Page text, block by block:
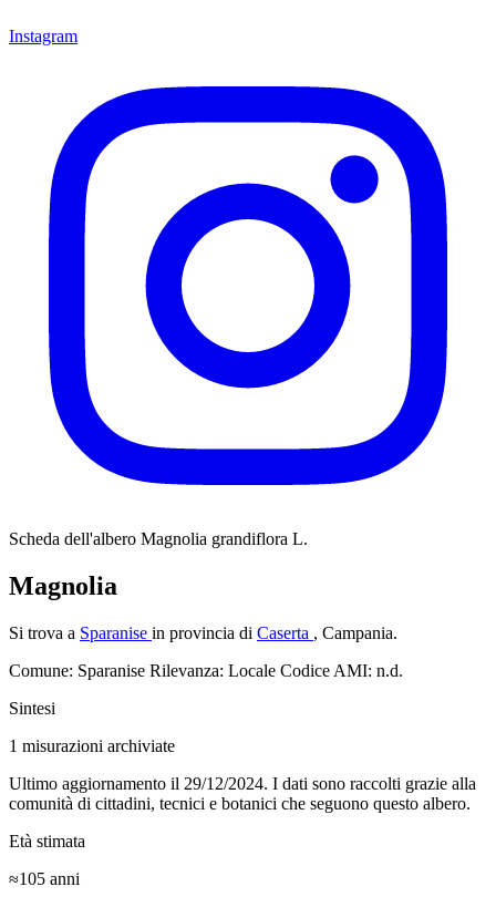
Instagram
Scheda dell'albero Magnolia grandiflora L.
Magnolia
Si trova a Sparanise in provincia di Caserta , Campania.
Comune: Sparanise Rilevanza: Locale Codice AMI: n.d.
Sintesi
1 misurazioni archiviate
Ultimo aggiornamento il 29/12/2024. I dati sono raccolti grazie alla
comunità di cittadini, tecnici e botanici che seguono questo albero.
Età stimata
≈105 anni